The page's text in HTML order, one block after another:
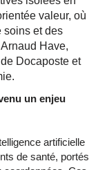
valeur, où
soins et des
Have,
Docaposte et
un enjeu
artificielle
de santé, portés